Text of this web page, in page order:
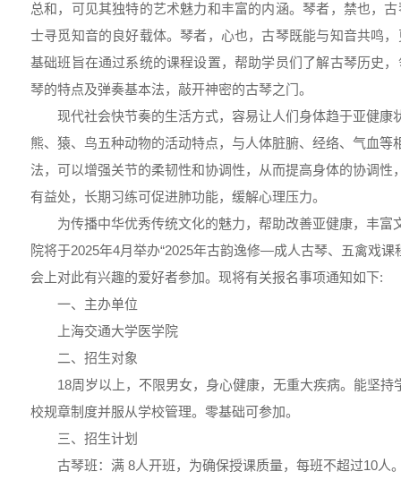
总和，可见其独特的艺术魅力和丰富的内涵。琴者，禁也，
士寻觅知音的良好载体。琴者，心也，古琴既能与知音共鸣
基础班旨在通过系统的课程设置，帮助学员们了解古琴历史
琴的特点及弹奏基本法，敲开神密的古琴之门。
现代社会快节奏的生活方式，容易让人们身体趋于亚健康
熊、猿、鸟五种动物的活动特点，与人体脏腑、经络、气血等
法，可以增强关节的柔韧性和协调性，从而提高身体的协调性
有益处，长期习练可促进肺功能，缓解心理压力。
为传播中华优秀传统文化的魅力，帮助改善亚健康，丰富
院将于2025年4月举办“2025年古韵逸修—成人古琴、五禽戏课
会上对此有兴趣的爱好者参加。现将有关报名事项通知如下:
一、主办单位
上海交通大学医学院
二、招生对象
18周岁以上，不限男女，身心健康，无重大疾病。能坚持
校规章制度并服从学校管理。零基础可参加。
三、招生计划
古琴班：满 8人开班，为确保授课质量，每班不超过10人